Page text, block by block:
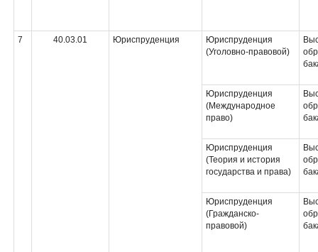
7 40.03.01 Юриспруденция
Юриспруденция
(Уголовно-правовой)
Юриспруденция
(Международное
право)
Юриспруденция
(Теория и история
государства и права)
Юриспруденция
(Гражданско-
правовой)